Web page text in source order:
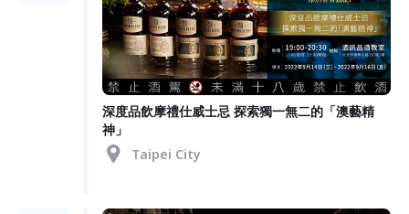
深度品飲摩禮仕威士忌 探索獨一無二的「澳藝精
神」
Taipei City